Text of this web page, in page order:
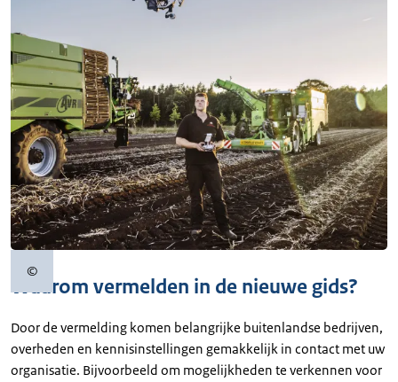
©Copyrightinformatie
Waarom vermelden in de nieuwe gids?
Door de vermelding komen belangrijke buitenlandse bedrijven,
overheden en kennisinstellingen gemakkelijk in contact met uw
organisatie. Bijvoorbeeld om mogelijkheden te verkennen voor